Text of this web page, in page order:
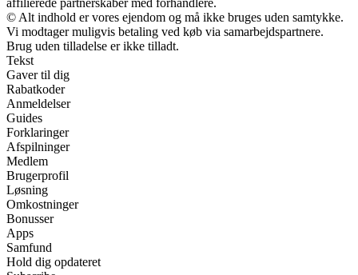
affilierede partnerskaber med forhandlere.
© Alt indhold er vores ejendom og må ikke bruges uden samtykke.
Vi modtager muligvis betaling ved køb via samarbejdspartnere.
Brug uden tilladelse er ikke tilladt.
Tekst
Gaver til dig
Rabatkoder
Anmeldelser
Guides
Forklaringer
Afspilninger
Medlem
Brugerprofil
Løsning
Omkostninger
Bonusser
Apps
Samfund
Hold dig opdateret